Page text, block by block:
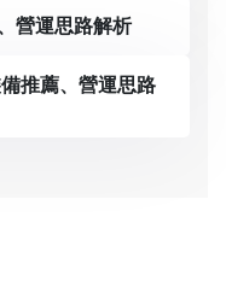
營運思路解析
推薦、營運思路